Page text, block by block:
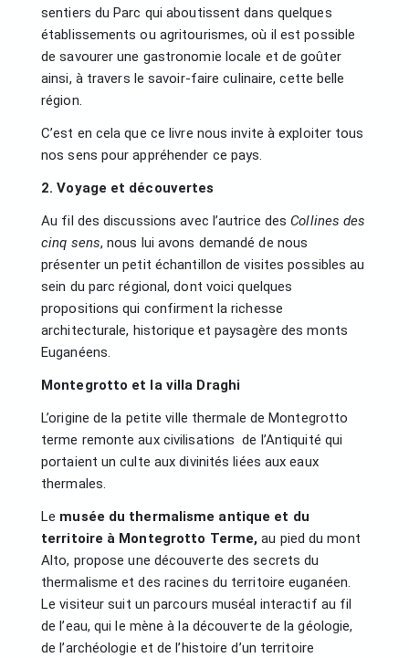
sentiers du Parc qui aboutissent dans quelques
établissements ou agritourismes, où il est possible
de savourer une gastronomie locale et de goûter
ainsi, à travers le savoir-faire culinaire, cette belle
région.
C’est en cela que ce livre nous invite à exploiter tous
nos sens pour appréhender ce pays.
2. Voyage et découvertes
Au fil des discussions avec l’autrice des Collines des
cinq sens, nous lui avons demandé de nous
présenter un petit échantillon de visites possibles au
sein du parc régional, dont voici quelques
propositions qui confirment la richesse
architecturale, historique et paysagère des monts
Euganéens.
Montegrotto et la villa Draghi
L’origine de la petite ville thermale de Montegrotto
terme remonte aux civilisations de l’Antiquité qui
portaient un culte aux divinités liées aux eaux
thermales.
Le musée du thermalisme antique et du
territoire à Montegrotto Terme,au pied du mont
Alto, propose une découverte des secrets du
thermalisme et des racines du territoire euganéen.
Le visiteur suit un parcours muséal interactif au fil
de l’eau, qui le mène à la découverte de la géologie,
de l’archéologie et de l’histoire d’un territoire